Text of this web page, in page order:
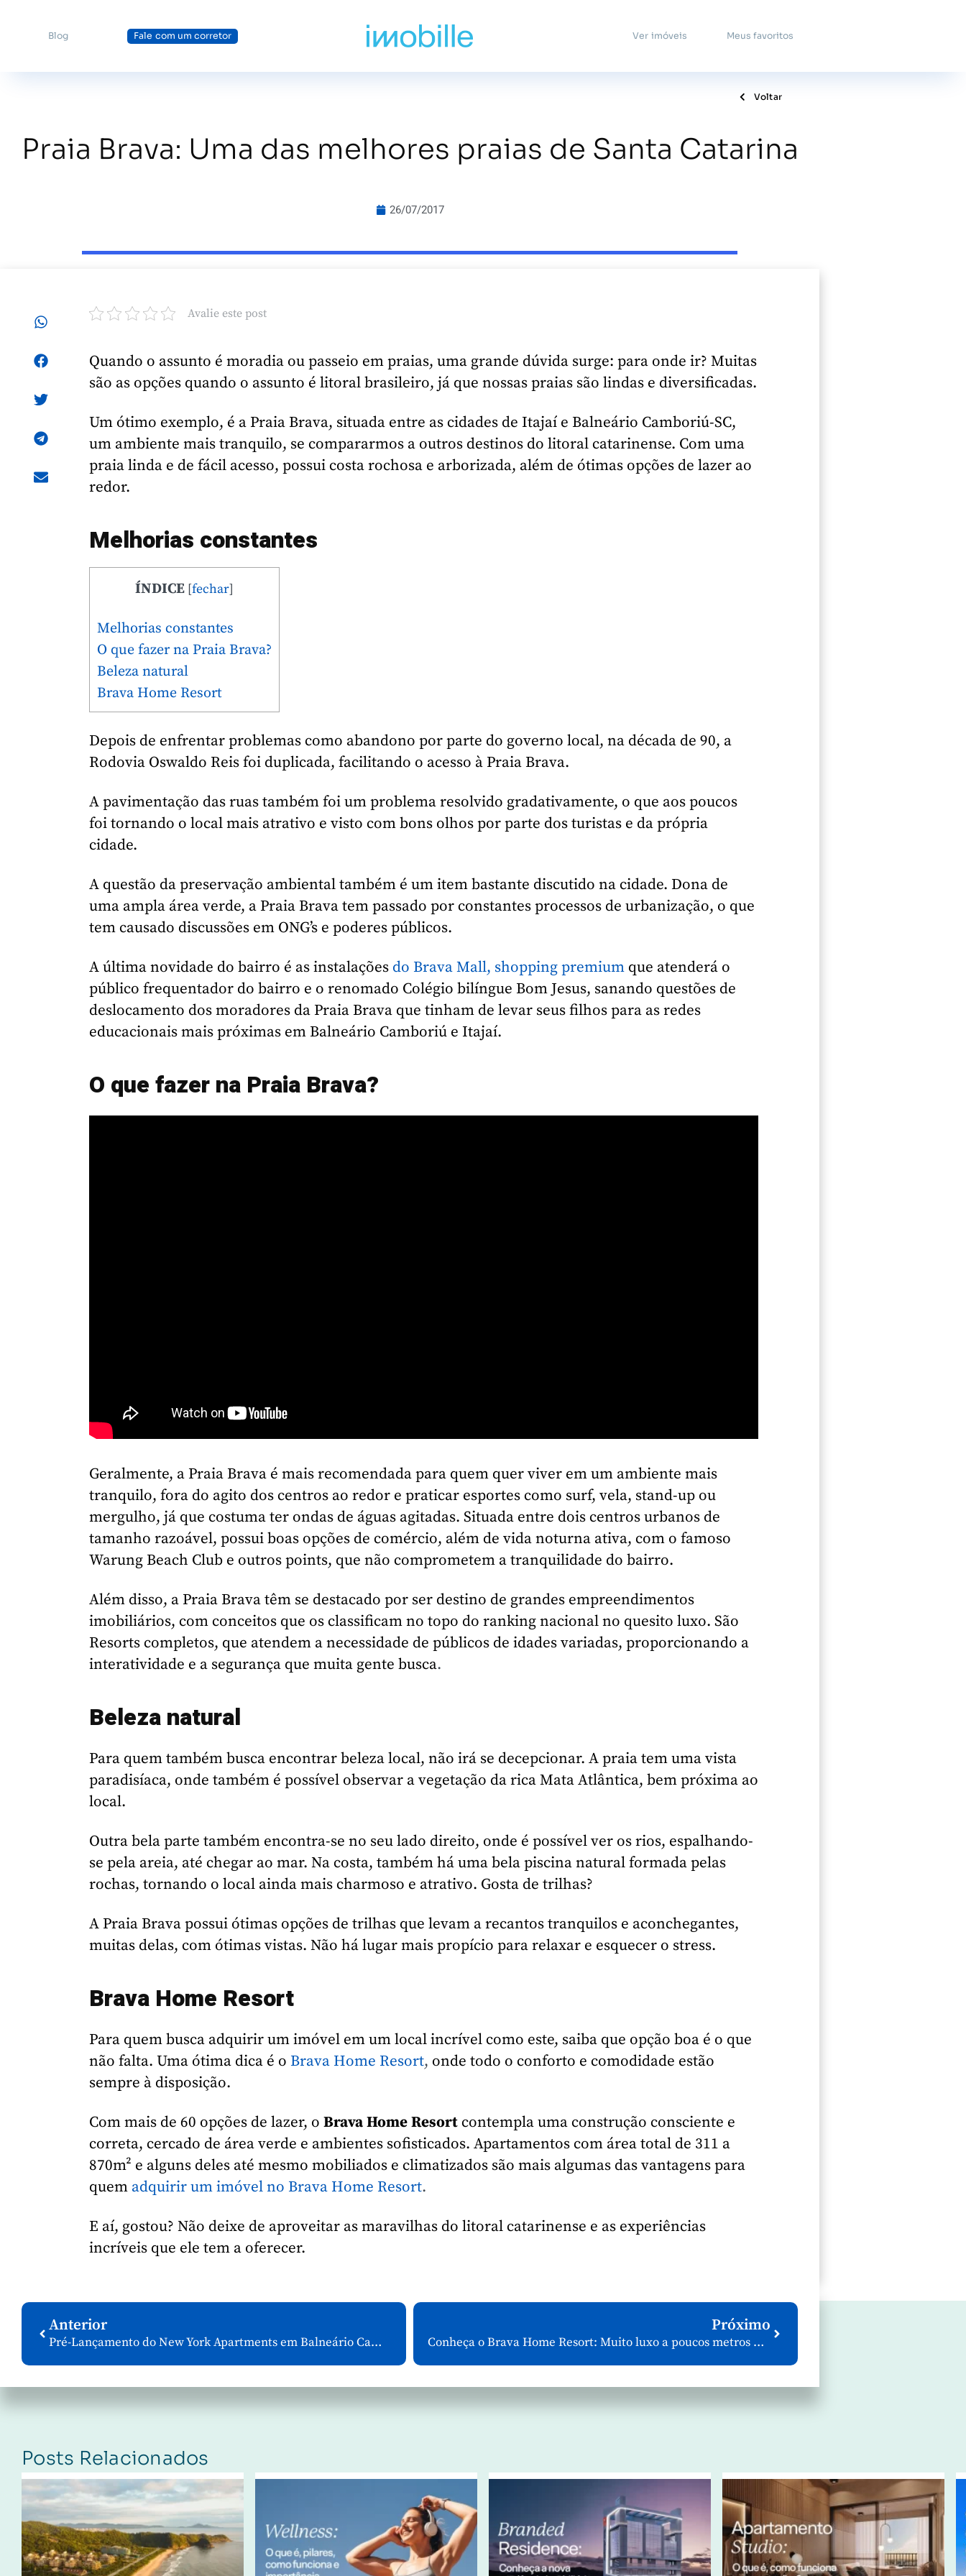
Blog Fale com um corretor Ver imóveis Meus favoritos
Voltar
Praia Brava: Uma das melhores praias de Santa Catarina
26/07/2017
Avalie este post
Quando o assunto é moradia ou passeio em praias, uma grande dúvida surge: para onde ir? Muitas
são as opções quando o assunto é litoral brasileiro, já que nossas praias são lindas e diversificadas.
Um ótimo exemplo, é a Praia Brava, situada entre as cidades de Itajaí e Balneário Camboriú-SC,
um ambiente mais tranquilo, se compararmos a outros destinos do litoral catarinense. Com uma
praia linda e de fácil acesso, possui costa rochosa e arborizada, além de ótimas opções de lazer ao
redor.
Melhorias constantes
ÍNDICE [fechar]
Melhorias constantes
O que fazer na Praia Brava?
Beleza natural
Brava Home Resort
Depois de enfrentar problemas como abandono por parte do governo local, na década de 90, a
Rodovia Oswaldo Reis foi duplicada, facilitando o acesso à Praia Brava.
A pavimentação das ruas também foi um problema resolvido gradativamente, o que aos poucos
foi tornando o local mais atrativo e visto com bons olhos por parte dos turistas e da própria
cidade.
A questão da preservação ambiental também é um item bastante discutido na cidade. Dona de
uma ampla área verde, a Praia Brava tem passado por constantes processos de urbanização, o que
tem causado discussões em ONG’s e poderes públicos.
A última novidade do bairro é as instalações do Brava Mall, shopping premium que atenderá o
público frequentador do bairro e o renomado Colégio bilíngue Bom Jesus, sanando questões de
deslocamento dos moradores da Praia Brava que tinham de levar seus filhos para as redes
educacionais mais próximas em Balneário Camboriú e Itajaí.
O que fazer na Praia Brava?
Geralmente, a Praia Brava é mais recomendada para quem quer viver em um ambiente mais
tranquilo, fora do agito dos centros ao redor e praticar esportes como surf, vela, stand-up ou
mergulho, já que costuma ter ondas de águas agitadas. Situada entre dois centros urbanos de
tamanho razoável, possui boas opções de comércio, além de vida noturna ativa, com o famoso
Warung Beach Club e outros points, que não comprometem a tranquilidade do bairro.
Além disso, a Praia Brava têm se destacado por ser destino de grandes empreendimentos
imobiliários, com conceitos que os classificam no topo do ranking nacional no quesito luxo. São
Resorts completos, que atendem a necessidade de públicos de idades variadas, proporcionando a
interatividade e a segurança que muita gente busca.
Beleza natural
Para quem também busca encontrar beleza local, não irá se decepcionar. A praia tem uma vista
paradisíaca, onde também é possível observar a vegetação da rica Mata Atlântica, bem próxima ao
local.
Outra bela parte também encontra-se no seu lado direito, onde é possível ver os rios, espalhando-
se pela areia, até chegar ao mar. Na costa, também há uma bela piscina natural formada pelas
rochas, tornando o local ainda mais charmoso e atrativo. Gosta de trilhas?
A Praia Brava possui ótimas opções de trilhas que levam a recantos tranquilos e aconchegantes,
muitas delas, com ótimas vistas. Não há lugar mais propício para relaxar e esquecer o stress.
Brava Home Resort
Para quem busca adquirir um imóvel em um local incrível como este, saiba que opção boa é o que
não falta. Uma ótima dica é o Brava Home Resort, onde todo o conforto e comodidade estão
sempre à disposição.
Com mais de 60 opções de lazer, o Brava Home Resortcontempla uma construção consciente e
correta, cercado de área verde e ambientes sofisticados. Apartamentos com área total de 311 a
870m² e alguns deles até mesmo mobiliados e climatizados são mais algumas das vantagens para
quem adquirir um imóvel no Brava Home Resort.
E aí, gostou? Não deixe de aproveitar as maravilhas do litoral catarinense e as experiências
incríveis que ele tem a oferecer.
Anterior
Pré-Lançamento do New York Apartments em Balneário Camboriú-SC
Próximo
Conheça o Brava Home Resort: Muito luxo a poucos metros do mar
Posts Relacionados